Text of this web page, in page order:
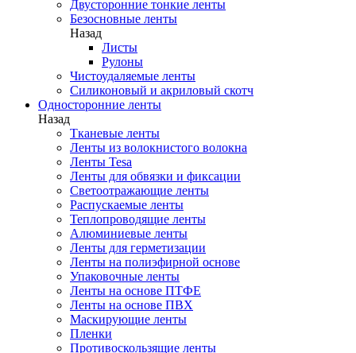
Двусторонние тонкие ленты
Безосновные ленты
Назад
Листы
Рулоны
Чистоудаляемые ленты
Силиконовый и акриловый скотч
Односторонние ленты
Назад
Тканевые ленты
Ленты из волокнистого волокна
Ленты Tesa
Ленты для обвязки и фиксации
Светоотражающие ленты
Распускаемые ленты
Теплопроводящие ленты
Алюминиевые ленты
Ленты для герметизации
Ленты на полиэфирной основе
Упаковочные ленты
Ленты на основе ПТФЕ
Ленты на основе ПВХ
Маскирующие ленты
Пленки
Противоскользящие ленты